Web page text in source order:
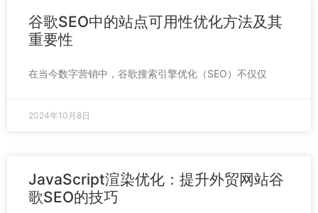
谷歌SEO中的站点可用性优化方法及其
重要性
在当今数字营销中，谷歌搜索引擎优化（SEO）不仅仅
2024年10月8日
JavaScript渲染优化：提升外贸网站谷
歌SEO的技巧